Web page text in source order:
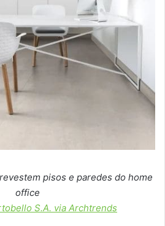
pisos e paredes do home
office
S.A. via Archtrends